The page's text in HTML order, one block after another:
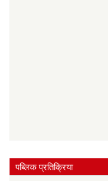
पब्लिक प्रतिक्रिया